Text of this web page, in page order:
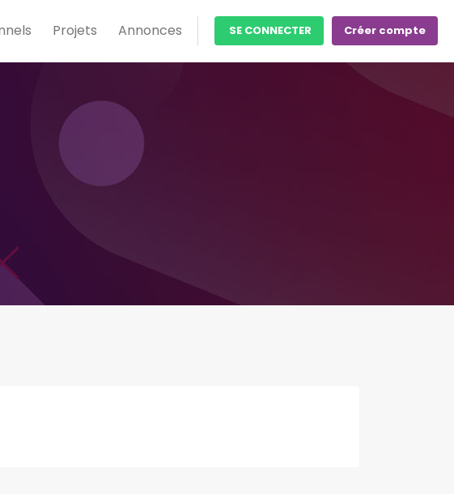
Projets Annonces SE CONNECTER Créer compte